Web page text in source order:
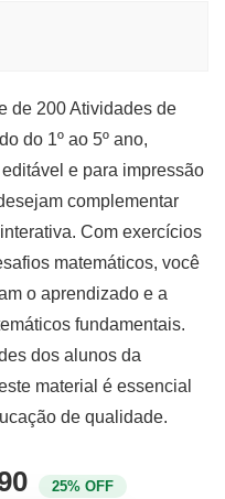
de 200 Atividades de
do 1º ao 5º ano,
e para impressão
complementar
Com exercícios
matemáticos, você
o aprendizado e a
fundamentais.
dos alunos da
material é essencial
de qualidade.
25% OFF